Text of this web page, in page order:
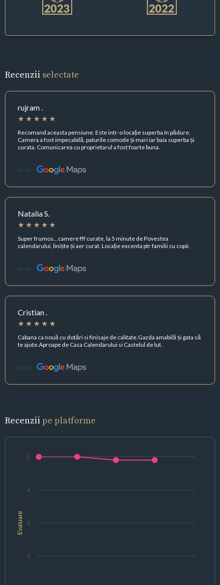
Recenzii selectate
rujram .
Recomand aceasta pensiune. Este intr-o locație superba în pădure.
Camera a fost impecabilă, paturile comode și mari iar baia superba și
curata. Comunicarea cu proprietarul a fost foarte buna.
Sursă:
Natalia S.
Super frumos…camere fff curate, la 5 minute de Povestea
calendarului, liniște și aer curat. Locație excenta ptr familii cu copii.
Sursă:
Cristian .
Cabana ca nouă cu dotări si finisaje de calitate.Gazda amabilă și gata să
te ajute.Aproape de Casa Calendarului si Castelul de lut.
Sursă:
Recenzii pe platforme
Evaluare
2
3
4
5